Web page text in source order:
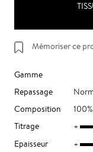
Mémoriser ce
Gamme
Repassage
Composition
Titrage
Epaisseur